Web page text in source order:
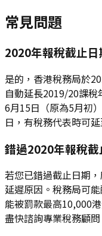
常見問題
2020年報稅截止
是的，香港稅務局於
自動延長2019/20課
6月15日（原為5月初
日，有稅務代表時可
錯過2020年報稅
若您已錯過截止日期
延遲原因。稅務局可
能被罰款最高10,000
盡快諮詢專業稅務顧問